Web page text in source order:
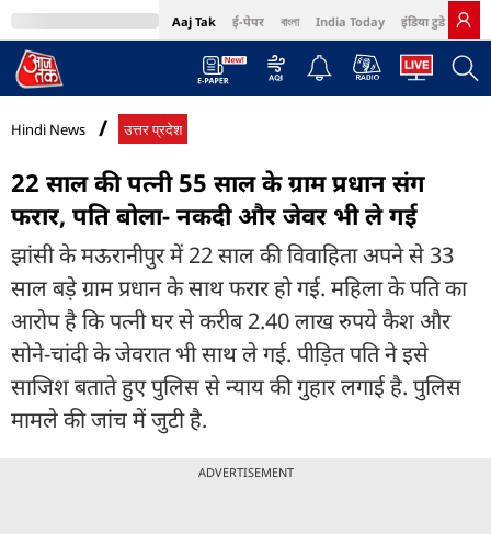
Aaj Tak ई-पेपर বাংলা India Today इंडिया टुडे हिंदी
MumbaiTak Cosmopolitan Harper's Bazaar Northeast
Hindi News उत्तर प्रदेश
22 साल की पत्नी 55 साल के ग्राम प्रधान संग
फरार, पति बोला- नकदी और जेवर भी ले गई
झांसी के मऊरानीपुर में 22 साल की विवाहिता अपने से 33
साल बड़े ग्राम प्रधान के साथ फरार हो गई. महिला के पति का
आरोप है कि पत्नी घर से करीब 2.40 लाख रुपये कैश और
सोने-चांदी के जेवरात भी साथ ले गई. पीड़ित पति ने इसे
साजिश बताते हुए पुलिस से न्याय की गुहार लगाई है. पुलिस
मामले की जांच में जुटी है.
ADVERTISEMENT